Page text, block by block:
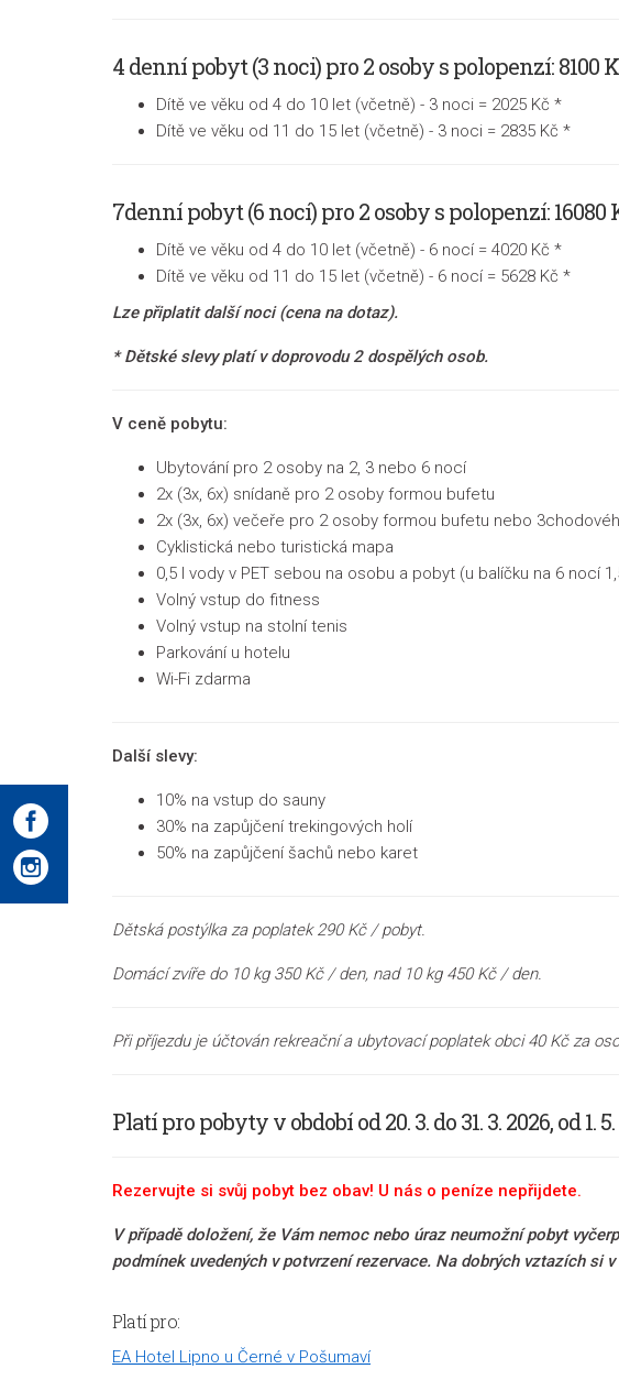
4 denní pobyt (3 noci) pro 2 osoby s polopenzí: 8100
Dítě ve věku od 4 do 10 let (včetně) - 3 noci = 2025 Kč *
Dítě ve věku od 11 do 15 let (včetně) - 3 noci = 2835 Kč *
7denní pobyt (6 nocí) pro 2 osoby s polopenzí: 16080
Dítě ve věku od 4 do 10 let (včetně) - 6 nocí = 4020 Kč *
Dítě ve věku od 11 do 15 let (včetně) - 6 nocí = 5628 Kč *
Lze připlatit další noci (cena na dotaz).
* Dětské slevy platí v doprovodu 2 dospělých osob.
V ceně pobytu:
Ubytování pro 2 osoby na 2, 3 nebo 6 nocí
2x (3x, 6x) snídaně pro 2 osoby formou bufetu
2x (3x, 6x) večeře pro 2 osoby formou bufetu nebo
Cyklistická nebo turistická mapa
0,5 l vody v PET sebou na osobu a pobyt (u balíčku na 6 nocí
Volný vstup do fitness
Volný vstup na stolní tenis
Parkování u hotelu
Wi-Fi zdarma
Další slevy:
10% na vstup do sauny
30% na zapůjčení trekingových holí
50% na zapůjčení šachů nebo karet
Dětská postýlka za poplatek 290 Kč / pobyt.
Domácí zvíře do 10 kg 350 Kč / den, nad 10 kg 450 Kč / den.
Při příjezdu je účtován rekreační a ubytovací poplatek obci 40 Kč za
Platí pro pobyty v období od 20. 3. do 31. 3. 2026, od 1. 5.
Rezervujte si svůj pobyt bez obav! U nás o peníze nepřijdete.
V případě doložení, že Vám nemoc nebo úraz neumožní pobyt
podmínek uvedených v potvrzení rezervace. Na dobrých vztazích si
Platí pro:
EA Hotel Lipno u Černé v Pošumaví